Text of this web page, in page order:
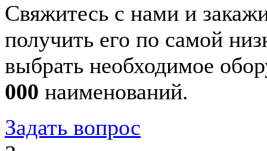
Свяжитесь с нами и
получить его по самой
выбрать необходимое
000 наименований.
Задать вопрос